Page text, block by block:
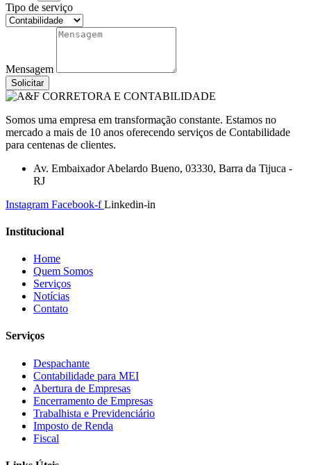
Tipo de serviço
Mensagem
Solicitar
Somos uma empresa em transformação constante. Estamos no
mercado a mais de 10 anos oferecendo serviços de Contabilidade
para centenas de clientes.
Av. Embaixador Abelardo Bueno, 03330, Barra da Tijuca -
RJ
Instagram Facebook-f Linkedin-in
Institucional
Home
Quem Somos
Serviços
Notícias
Contato
Serviços
Despachante
Contabilidade para MEI
Abertura de Empresas
Encerramento de Empresas
Trabalhista e Previdenciário
Imposto de Renda
Fiscal